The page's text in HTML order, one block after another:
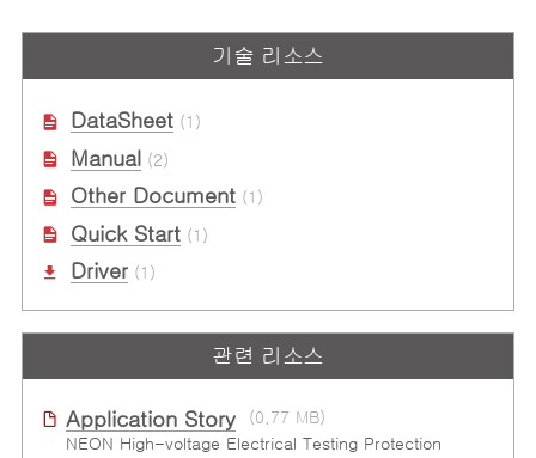
기술 리소스
DataSheet(1)
Manual (2)
Other Document(1)
Quick Start(1)
Driver(1)
관련 리소스
Application Story
(0.77 MB)
NEON High-voltage Electrical Testing Protection